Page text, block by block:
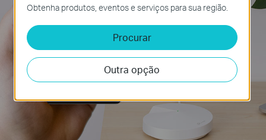
Obtenha produtos, eventos e serviços para sua região.
Procurar
Outra opção